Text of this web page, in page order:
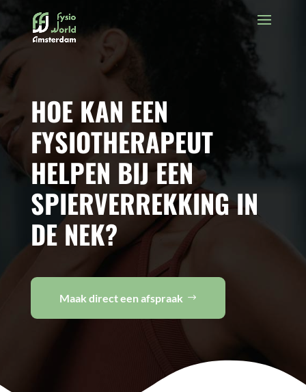
HOE KAN EEN
FYSIOTHERAPEUT
HELPEN BIJ EEN
SPIERVERREKKING IN
DE NEK?
Maak direct een afspraak